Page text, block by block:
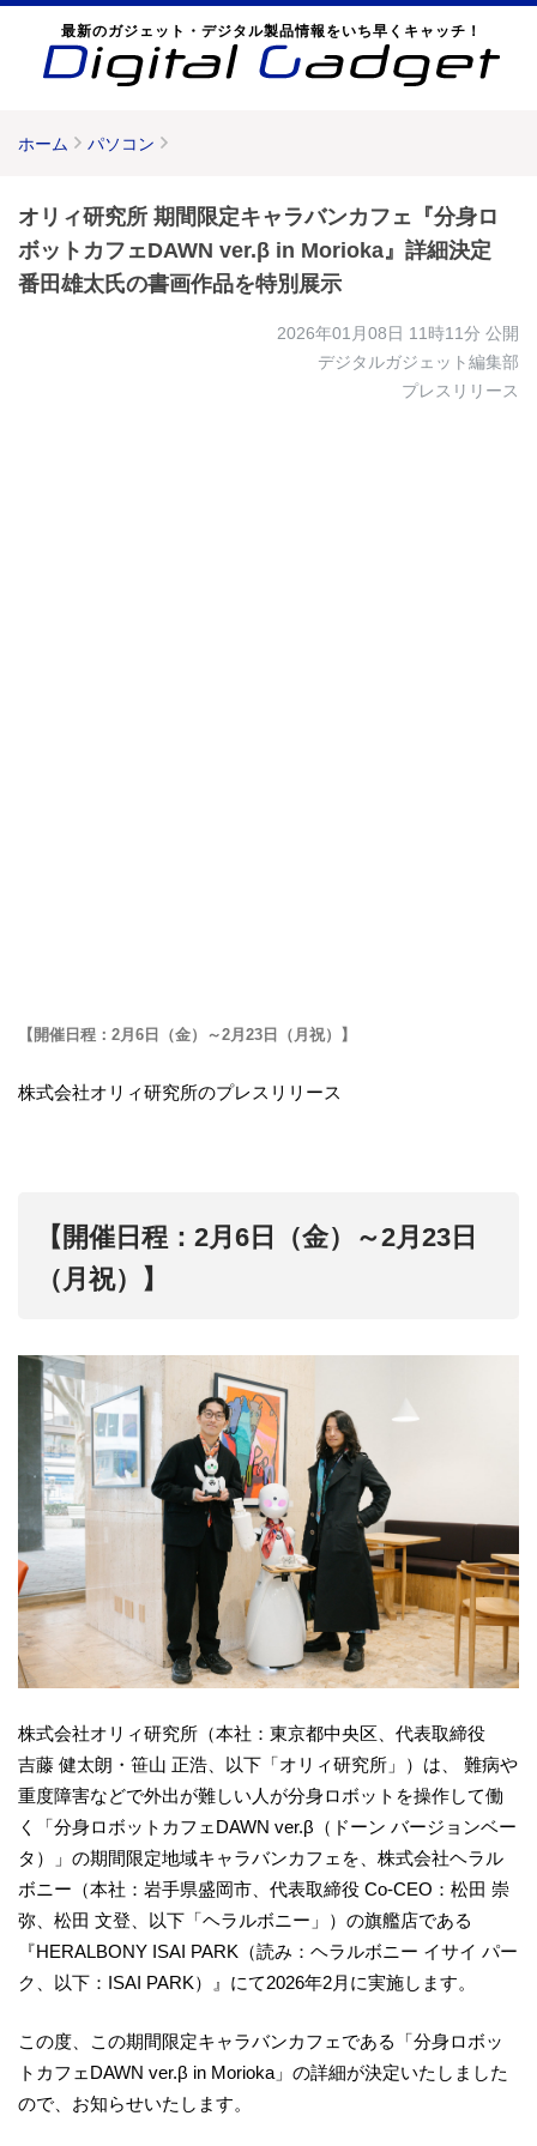
最新のガジェット・デジタル製品情報をいち早くキャッチ！
ホーム パソコン
オリィ研究所 期間限定キャラバンカフェ『分身ロ
ボットカフェDAWN ver.β in Morioka』詳細決定
番田雄太氏の書画作品を特別展示
2026年01月08日 11時11分 公開
デジタルガジェット編集部
プレスリリース
【開催日程：2月6日（金）～2月23日（月祝）】
株式会社オリィ研究所のプレスリリース
【開催日程：2月6日（金）～2月23日
（月祝）】
株式会社オリィ研究所（本社：東京都中央区、代表取締役
吉藤 健太朗・笹山 正浩、以下「オリィ研究所」）は、 難病や
重度障害などで外出が難しい人が分身ロボットを操作して働
く「分身ロボットカフェDAWN ver.β（ドーン バージョンベー
タ）」の期間限定地域キャラバンカフェを、株式会社ヘラル
ボニー（本社：岩手県盛岡市、代表取締役 Co-CEO：松田 崇
弥、松田 文登、以下「ヘラルボニー」）の旗艦店である
『HERALBONY ISAI PARK（読み：ヘラルボニー イサイ パー
ク、以下：ISAI PARK）』にて2026年2月に実施します。
この度、この期間限定キャラバンカフェである「分身ロボッ
トカフェDAWN ver.β in Morioka」の詳細が決定いたしました
ので、お知らせいたします。